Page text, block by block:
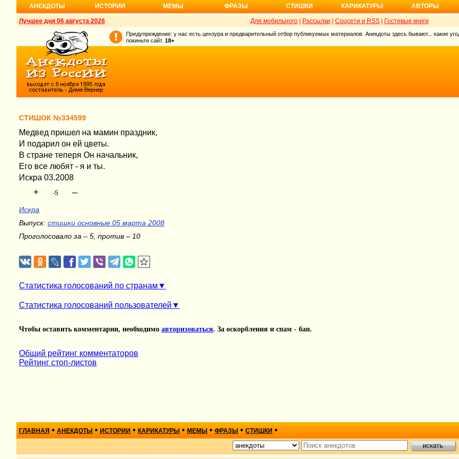
АНЕКДОТЫ ИСТОРИИ МЕМЫ ФРАЗЫ СТИШКИ КАРИКАТУРЫ АВТОРЫ
Лучшее дня 06 августа 2026 Для мобильного Рассылки Соцсети и RSS Гостевые книги
Предупреждение: у нас есть цензура и предварительный отбор публикуемых материалов. Анекдоты здесь бывают... какие
покиньте сайт. 18+
СТИШОК №334599
Медвед пришел на мамин праздник,
И подарил он ей цветы.
В стране теперя Он начальник,
Его все любят - я и ты.
Искра 03.2008
+ -5 –
Искра
Выпуск: стишки основные 05 марта 2008
Проголосовало за – 5, против – 10
Статистика голосований по странам
Статистика голосований пользователей
Чтобы оставить комментарии, необходимо авторизоваться. За оскорбления и спам - бан.
Общий рейтинг комментаторов
Рейтинг стоп-листов
ГЛАВНАЯ • АНЕКДОТЫ • ИСТОРИИ • КАРИКАТУРЫ • МЕМЫ • ФРАЗЫ • СТИШКИ •